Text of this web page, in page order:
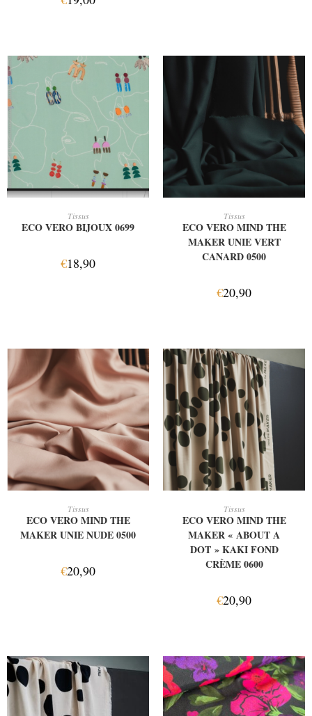
AJOUTER AU PANIER
Tissus
ECO VERO BIJOUX 0699
€18,90
AJOUTER AU PANIER
Tissus
ECO VERO MIND THE
MAKER UNIE VERT
CANARD 0500
€20,90
AJOUTER AU PANIER
Tissus
ECO VERO MIND THE
MAKER UNIE NUDE 0500
€20,90
AJOUTER AU PANIER
Tissus
ECO VERO MIND THE
MAKER « ABOUT A
DOT » KAKI FOND
CRÈME 0600
€20,90